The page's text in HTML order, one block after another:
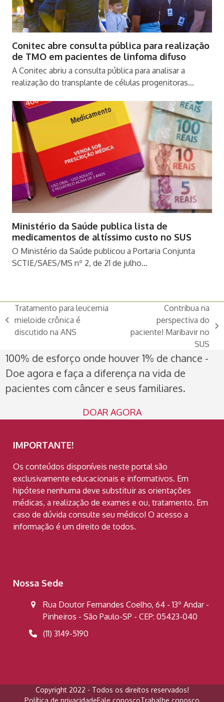
Conitec abre consulta pública para realização
de TMO em pacientes de linfoma difuso
A Conitec abriu a consulta pública para analisar a
realização do transplante de células progenitoras…
Ministério da Saúde publica lista de
medicamentos de altíssimo custo no SUS
O Ministério da Saúde publicou a Portaria Conjunta
SCTIE/SAES/MS nº 2, de 21 de julho…
previous
post:
Tratamento para leucemia
mieloide crônica é
discutido na ANS
next
Contribua na
perspectiva do
paciente! Maribavir no
SUS
100% de esforço onde houver 1% de chance -
Doe agora e faça a diferença na vida de
pacientes com câncer e seus familiares.
DOAR AGORA
IMPORTANTE!
Os conteúdos disponíveis neste portal são
exclusivamente educacionais e informativos. Em
hipótese nenhuma deve substituir as orientações
médicas, a realização de exames e ou, tratamento. Em
caso de dúvida consulte seu médico! O acesso a
informação é um direito de todos.
Nossa Sede
Rua Doutor Fernandes Coelho, 64 - 13º Andar -
Pinheiros - São Paulo-SP - CEP: 05423-040
(11) 3149-5190
Copyright 2022 - Todos os direitos reservados!
Política de privacidadeFale conoscoTrabalhe conosco